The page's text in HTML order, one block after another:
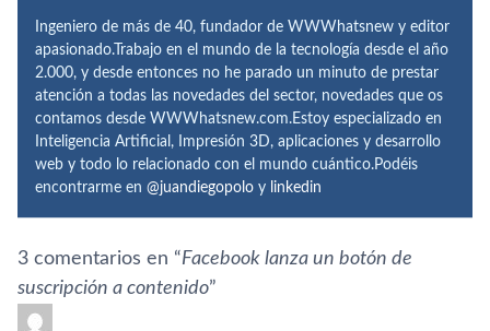
Ingeniero de más de 40, fundador de WWWhatsnew y editor
apasionado.Trabajo en el mundo de la tecnología desde el año
2.000, y desde entonces no he parado un minuto de prestar
atención a todas las novedades del sector, novedades que os
contamos desde WWWhatsnew.com.Estoy especializado en
Inteligencia Artificial, Impresión 3D, aplicaciones y desarrollo
web y todo lo relacionado con el mundo cuántico.Podéis
encontrarme en @juandiegopolo y linkedin
3 comentarios en “Facebook lanza un botón de
suscripción a contenido”